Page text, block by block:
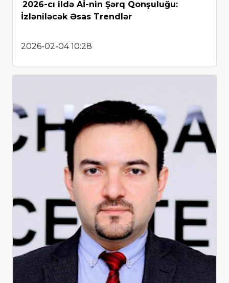
2026-cı ildə Aİ-nin Şərq Qonşuluğu:
İzləniləcək Əsas Trendlər
2026-02-04 10:28